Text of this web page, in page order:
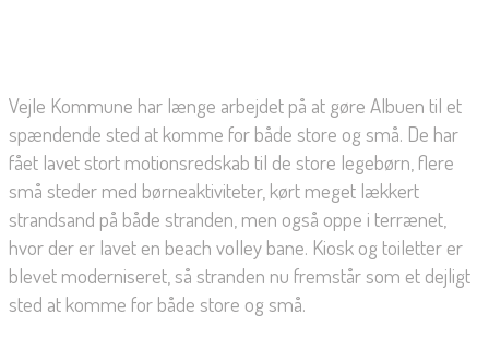
Vejle Kommune har længe arbejdet på at gøre Albuen til et
spændende sted at komme for både store og små. De har
fået lavet stort motionsredskab til de store legebørn, flere
små steder med børneaktiviteter, kørt meget lækkert
strandsand på både stranden, men også oppe i terrænet,
hvor der er lavet en beach volley bane. Kiosk og toiletter er
blevet moderniseret, så stranden nu fremstår som et dejligt
sted at komme for både store og små.